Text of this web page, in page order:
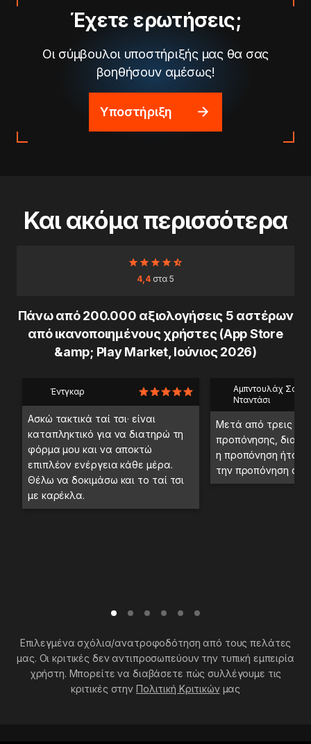
Έχετε ερωτήσεις;
Οι σύμβουλοι υποστήριξής μας θα σας
βοηθήσουν αμέσως!
Υποστήριξη
Και ακόμα περισσότερα
4,4στα 5
Πάνω από 200.000 αξιολογήσεις 5 αστέρων
από ικανοποιημένους χρήστες (App Store
&amp; Play Market, Ιούνιος 2026)
Έντγκαρ
Ασκώ τακτικά ταί τσι· είναι
καταπληκτικό για να διατηρώ τη
φόρμα μου και να αποκτώ
επιπλέον ενέργεια κάθε μέρα.
Θέλω να δοκιμάσω και το ταί τσι
με καρέκλα.
Αμπντουλάχ
Νταντάσι
Μετά από τρεις
προπόνησης,
η προπόνηση ήταν
την προπόνηση στο
Επιλεγμένα σχόλια/ανατροφοδότηση από τους πελάτες
μας. Οι κριτικές δεν αντιπροσωπεύουν την τυπική εμπειρία
χρήστη. Μπορείτε να διαβάσετε πώς συλλέγουμε τις
κριτικές στην Πολιτική Κριτικώνμας